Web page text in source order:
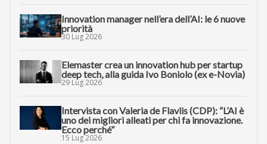
Innovation manager nell’era dell’AI: le 6 nuove
priorità
30 Lug 2026
Elemaster crea un innovation hub per startup
deep tech, alla guida Ivo Boniolo (ex e-Novia)
29 Lug 2026
Intervista con Valeria de Flaviis (CDP): “L’AI è
uno dei migliori alleati per chi fa innovazione.
Ecco perché”
15 Lug 2026